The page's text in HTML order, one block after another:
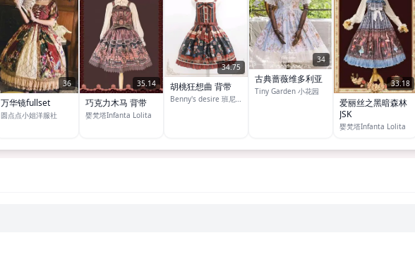
36
万华镜fullset
圆点点小姐洋服社
35.14
巧克力木马 背带
婴梵塔Infanta Lolita
34.75
胡桃狂想曲 背带
Benny's desire 班尼的私心
34
古典蔷薇维多利亚
Tiny Garden 小花园
33.18
爱丽丝之黑暗森林
JSK
婴梵塔Infanta Lolita